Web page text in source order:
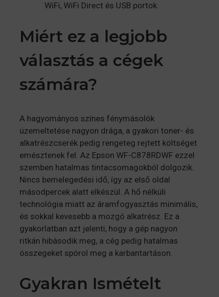
WiFi, WiFi Direct és USB portok.
Miért ez a legjobb
választás a cégek
számára?
A hagyományos színes fénymásolók
üzemeltetése nagyon drága, a gyakori toner- és
alkatrészcserék pedig rengeteg rejtett költséget
emésztenek fel. Az Epson WF-C878RDWF ezzel
szemben hatalmas tintacsomagokból dolgozik.
Nincs bemelegedési idő, így az első oldal
másodpercek alatt elkészül. A hő nélküli
technológia miatt az áramfogyasztás minimális,
és sokkal kevesebb a mozgó alkatrész. Ez a
gyakorlatban azt jelenti, hogy a gép nagyon
ritkán hibásodik meg, a cég pedig hatalmas
összegeket spórol meg a karbantartáson.
Gyakran Ismételt